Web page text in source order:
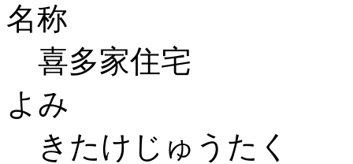
名称
喜多家住宅
よみ
きたけじゅうたく